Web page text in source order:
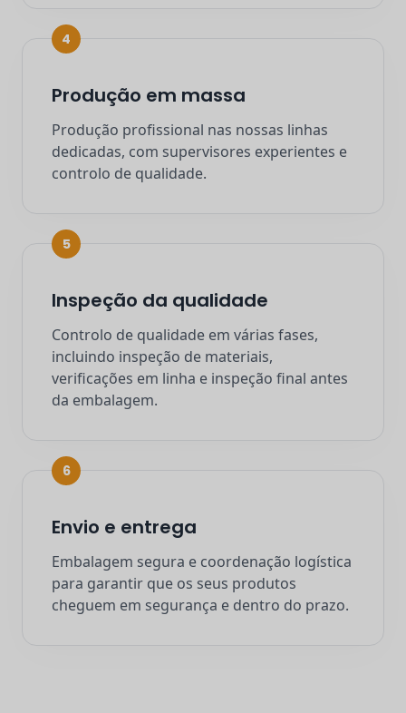
4
Produção em massa
Produção profissional nas nossas linhas
dedicadas, com supervisores experientes e
controlo de qualidade.
5
Inspeção da qualidade
Controlo de qualidade em várias fases,
incluindo inspeção de materiais,
verificações em linha e inspeção final antes
da embalagem.
6
Envio e entrega
Embalagem segura e coordenação logística
para garantir que os seus produtos
cheguem em segurança e dentro do prazo.